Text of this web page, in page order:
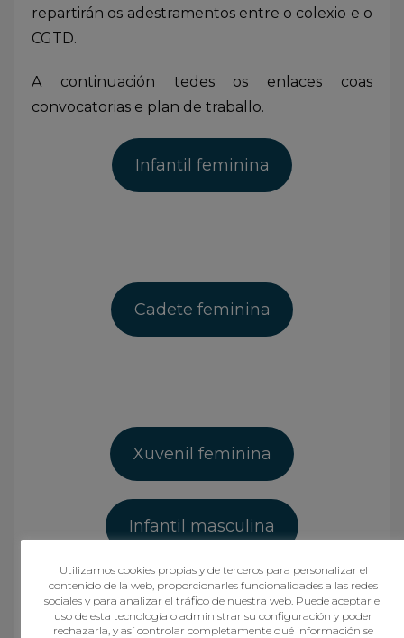
repartirán os adestramentos entre o colexio e o
CGTD.
A continuación tedes os enlaces coas
convocatorias e plan de traballo.
Infantil feminina
Cadete feminina
Xuvenil feminina
Infantil masculina
Utilizamos cookies propias y de terceros para personalizar el
contenido de la web, proporcionarles funcionalidades a las redes
sociales y para analizar el tráfico de nuestra web. Puede aceptar el
uso de esta tecnología o administrar su configuración y poder
rechazarla, y así controlar completamente qué información se